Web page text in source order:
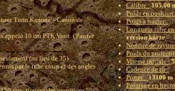
Turm Kanone' - Canon de
10 cm PTK Verst. ('Panzer
(au lieu de 35)
par le tube court et des angles
Calibre :105.00
Poids en
Poids à tracter :
Longueur tube
version kürze
Nombre de
Poids du
Vitesse initiale :
Cadence de tir :
Portee :13100 m
Pointage en